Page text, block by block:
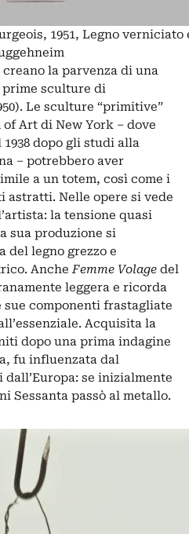
1951, Legno verniciato
la parvenza di una
sculture di
Le sculture “primitive”
Art di New York – dove
dopo gli studi alla
– potrebbero aver
a un totem, così come i
Nelle opere si vede
la tensione quasi
sua produzione si
del legno grezzo e
AncheFemme Volage del
leggera e ricorda
componenti frastagliate
Acquisita la
dopo una prima indagine
fu influenzata dal
se inizialmente
Sessanta passò al metallo.